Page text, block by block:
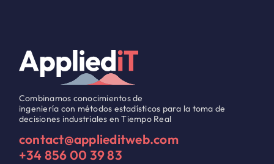
Combinamos conocimientos de
ingeniería con métodos estadísticos para la toma de
decisiones industriales en Tiempo Real
contact@applieditweb.com
+34 856 00 39 83